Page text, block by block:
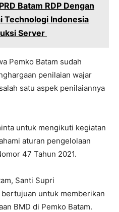
Batam RDP Dengan
Technologi Indonesia
Server
Pemko Batam sudah
penilaian wajar
satu aspek penilaiannya
untuk mengikuti kegiatan
aturan pengelolaan
47 Tahun 2021.
Santi Supri
untuk memberikan
BMD di Pemko Batam.